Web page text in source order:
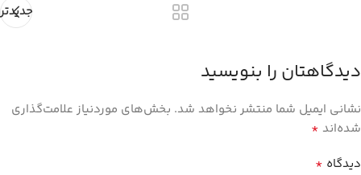
جدیدتر
دیدگاهتان را بنویسید
نشانی ایمیل شما منتشر نخواهد شد. بخش‌های موردنیاز علامت‌گذاری
شده‌اند *
دیدگاه *